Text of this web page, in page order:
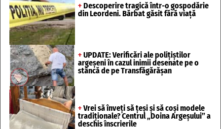
+ Descoperire tragică într-o gospodărie
din Leordeni. Bărbat găsit fără viață
+ UPDATE: Verificări ale polițiștilor
argeșeni în cazul inimii desenate pe o
stâncă de pe Transfăgărășan
+ Vrei să înveți să țeși și să coși modele
tradiționale? Centrul „Doina Argeșului” a
deschis înscrierile